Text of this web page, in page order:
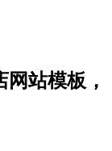
站模板，